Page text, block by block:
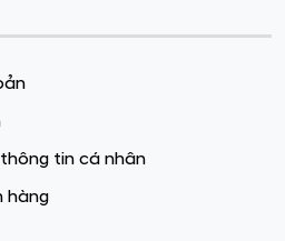
tin cá nhân
hàng